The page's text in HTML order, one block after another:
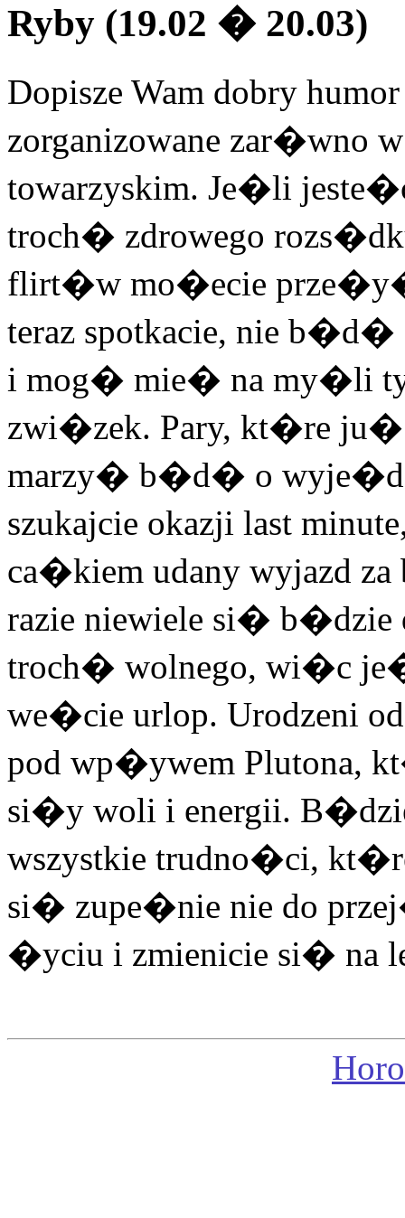
Ryby (19.02 � 20.03)
Dopisze Wam dobry
zorganizowane zar�wno
towarzyskim. Je�li
troch� zdrowego
flirt�w mo�ecie prze�y�
teraz spotkacie, nie
i mog� mie� na my�li
zwi�zek. Pary, kt�re
marzy� b�d� o
szukajcie okazji last
ca�kiem udany wyjazd
razie niewiele si�
troch� wolnego, wi�c
we�cie urlop. Urodzeni
pod wp�ywem Plutona,
si�y woli i energii.
wszystkie trudno�ci,
si� zupe�nie nie do
�yciu i zmienicie si� na